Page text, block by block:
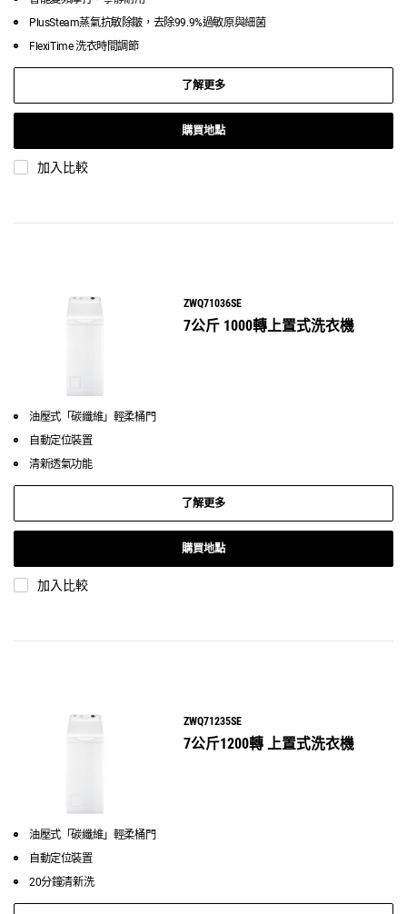
PlusSteam蒸氣抗敏除皺，去除99.9%過敏原與細菌
FlexiTime 洗衣時間調節
了解更多
購買地點
加入比較
ZWQ71036SE
7公斤 1000轉上置式洗衣機
油壓式「碳纖維」輕柔桶門
自動定位裝置
清新透氣功能
了解更多
購買地點
加入比較
ZWQ71235SE
7公斤1200轉 上置式洗衣機
油壓式「碳纖維」輕柔桶門
自動定位裝置
20分鐘清新洗